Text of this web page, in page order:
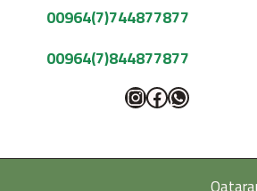
744877877(7)00964
844877877(7)00964
واتساب
فيسبوك
إنستجرام